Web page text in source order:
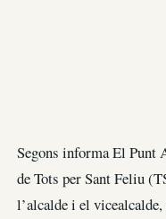
Segons informa El Punt
de Tots per Sant Feliu
l’alcalde i el